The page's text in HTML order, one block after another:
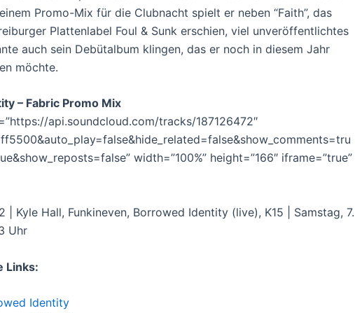
Promo-Mix für die Clubnacht spielt er neben “Faith”, das
Plattenlabel Foul & Sunk erschien, viel unveröffentlichtes
auch sein Debütalbum klingen, das er noch in diesem Jahr
möchte.
– Fabric Promo Mix
api.soundcloud.com/tracks/187126472″
width=”100%” height=”166″ iframe=”true”
2 | Kyle Hall, Funkineven, Borrowed Identity (live), K15 | Samstag, 7.
Uhr
Links:
Identity